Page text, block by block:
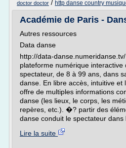
doctor doctor / http danse country
Académie de Paris -
Autres ressources
Data danse
http://data-
plateforme numérique
spectateur, de 8 à 99 ans, dans
danse. En libre accès, intuitive et
offre de multiples informations
danse (les lieux, le corps, les
repères, etc.). �? partir des
danse conduit le spectateur dans
Lire la suite